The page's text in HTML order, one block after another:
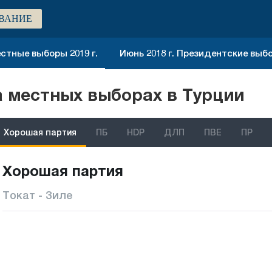
выборы 2019 г. Июнь 2018 г. Президентские
выборах в Турции
Хорошая партия ПБ HDP ДЛП ПВЕ ПР
Хорошая партия
Токат - Зиле